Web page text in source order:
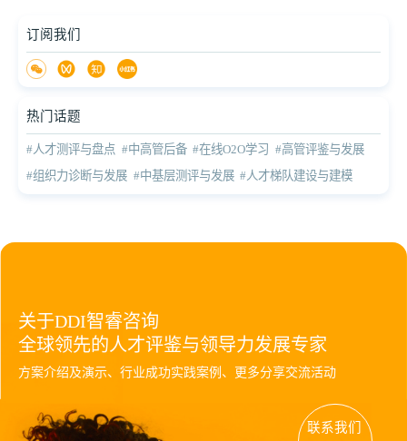
订阅我们
热门话题
#人才测评与盘点 #中高管后备 #在线O2O学习 #高管评鉴与发展
#组织力诊断与发展 #中基层测评与发展 #人才梯队建设与建模
关于DDI智睿咨询
全球领先的人才评鉴与领导力发展专家
方案介绍及演示、行业成功实践案例、更多分享交流活动
联系我们